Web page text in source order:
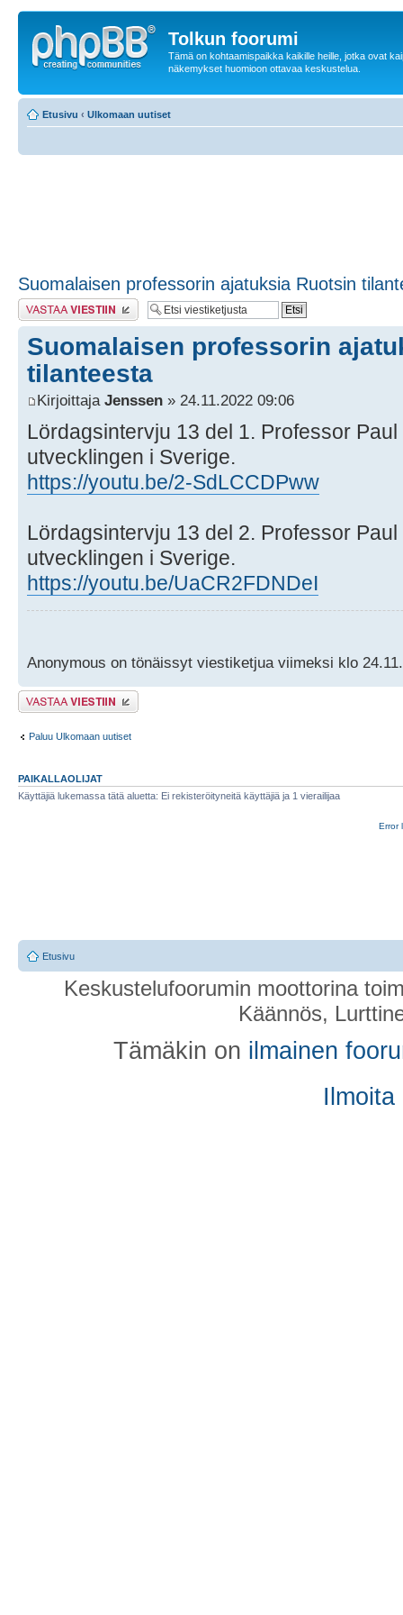
Tolkun foorumi
Tämä on kohtaamispaikka kaikille heille, jotka ovat
näkemykset huomioon ottavaa keskustelua.
Etusivu ‹ Ulkomaan uutiset
Suomalaisen professorin ajatuksia Ruotsin
Lähetä vastaus
Suomalaisen professorin
tilanteesta
Kirjoittaja Jenssen » 24.11.2022 09:06
Lördagsintervju 13 del 1. Professor
utvecklingen i Sverige.
https://youtu.be/2-SdLCCDPww
Lördagsintervju 13 del 2. Professor
utvecklingen i Sverige.
https://youtu.be/UaCR2FDNDeI
Anonymous on tönäissyt viestiketjua viimeksi klo
Lähetä vastaus
Paluu Ulkomaan uutiset
PAIKALLAOLIJAT
Käyttäjiä lukemassa tätä aluetta: Ei rekisteröityneitä käyttäjiä ja 1 vierailijaa
Error
Etusivu
Keskustelufoorumin moottorina
Käännös,
Tämäkin on ilmainen